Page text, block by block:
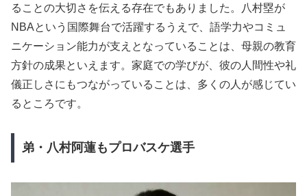
ることの大切さを伝える存在でもありました。八村塁が
NBAという国際舞台で活躍するうえで、語学力やコミュ
ニケーション能力が支えとなっていることは、母親の教育
方針の成果といえます。家庭での学びが、彼の人間性や礼
儀正しさにもつながっていることは、多くの人が感じてい
るところです。
弟・八村阿蓮もプロバスケ選手